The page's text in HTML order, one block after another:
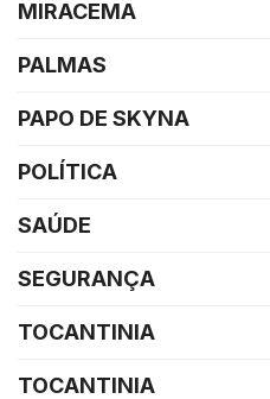
MIRACEMA
PALMAS
PAPO DE SKYNA
POLÍTICA
SAÚDE
SEGURANÇA
TOCANTINIA
TOCANTINIA